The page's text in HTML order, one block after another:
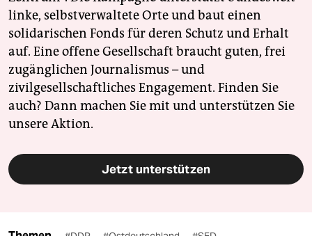
linke, selbstverwaltete Orte und baut einen
solidarischen Fonds für deren Schutz und Erhalt
auf. Eine offene Gesellschaft braucht guten, frei
zugänglichen Journalismus – und
zivilgesellschaftliches Engagement. Finden Sie
auch? Dann machen Sie mit und unterstützen Sie
unsere Aktion.
Jetzt unterstützen